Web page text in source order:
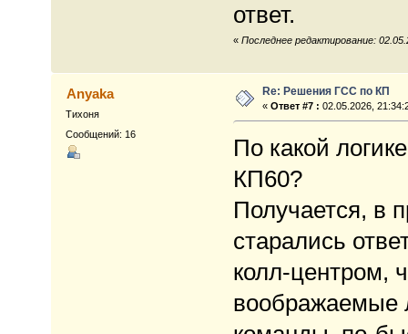
ответ.
« Последнее редактирование:
Anyaka
Тихоня
Сообщений: 16
Re: Решения ГСС по КП
«Ответ #7 : 02.05.2026,
По какой
КП60?
Получается, в
старались
колл-центром,
воображаемые